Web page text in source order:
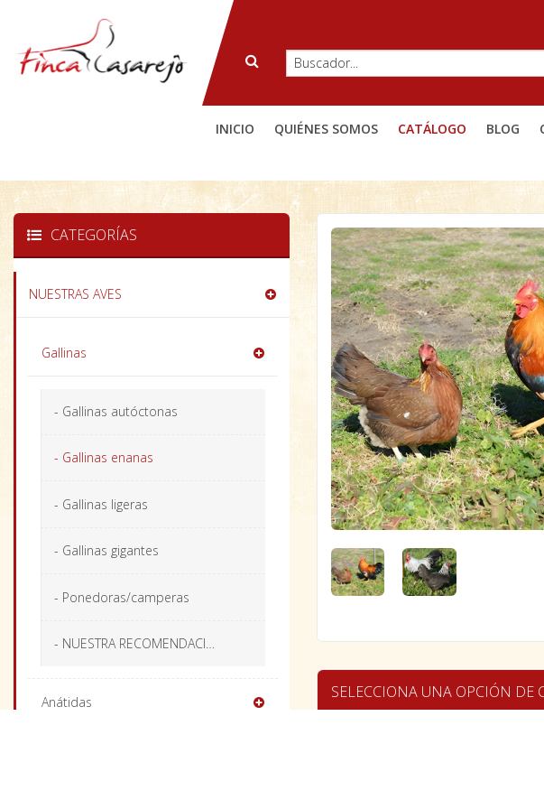
INICIO QUIÉNES SOMOS CATÁLOGO BLOG
SELECCIONA UNA OPCIÓN DE
CATEGORÍAS
NUESTRAS AVES
Gallinas
- Gallinas autóctonas
- Gallinas enanas
- Gallinas ligeras
- Gallinas gigantes
- Ponedoras/camperas
- NUESTRA RECOMENDACIÓN
Anátidas